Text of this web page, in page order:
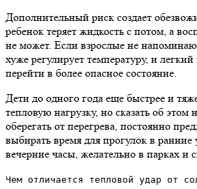
Дополнительный риск создает
ребенок теряет жидкость с потом, а
не может. Если взрослые не
хуже регулирует температуру, и
перейти в более опасное состояние.
Дети до одного года еще быстрее и
тепловую нагрузку, но сказать об этом
оберегать от перегрева, постоянно
выбирать время для прогулок в ранние
вечерние часы, желательно в парках и
Чем отличается тепловой удар от